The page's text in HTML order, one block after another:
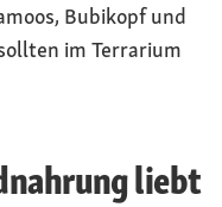
Bubikopf und
im Terrarium
liebt